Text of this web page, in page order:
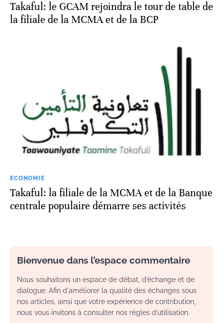
Takaful: le GCAM rejoindra le tour de table de
la filiale de la MCMA et de la BCP
ECONOMIE
Takaful: la filiale de la MCMA et de la Banque
centrale populaire démarre ses activités
Bienvenue dans l’espace commentaire
Nous souhaitons un espace de débat, d’échange et de
dialogue. Afin d'améliorer la qualité des échanges sous
nos articles, ainsi que votre expérience de contribution,
nous vous invitons à consulter nos règles d’utilisation.